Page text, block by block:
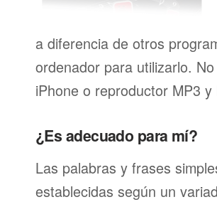
a diferencia de otros
ordenador para utilizarlo.
iPhone o reproductor MP3 y
¿Es adecuado para mí?
Las palabras y frases
establecidas según un